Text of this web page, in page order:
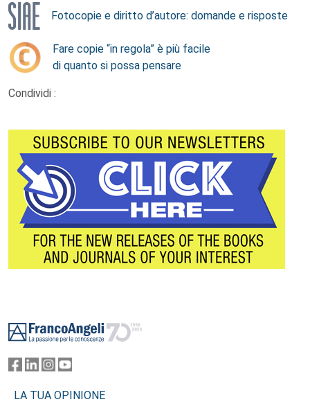
Fotocopie e diritto d’autore: domande e risposte
Fare copie “in regola” è più facile
di quanto si possa pensare
Condividi :
LA TUA OPINIONE